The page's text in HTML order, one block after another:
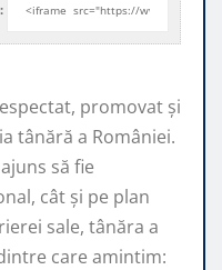
promovat şi
tânără a României.
să fie
cât şi pe plan
sale, tânăra a
care amintim: